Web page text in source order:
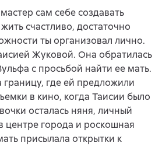
сам себе создавать
счастливо, достаточно
ты организовал лично.
Жуковой. Она обратилась
с просьбой найти ее мать.
границу, где ей предложили
в кино, когда Таисии было
осталась няня, личный
центре города и роскошная
присылала открытки к